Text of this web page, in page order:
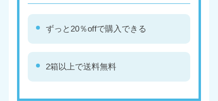
ずっと20％offで購入できる
2箱以上で送料無料